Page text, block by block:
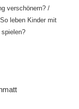
verschönern? /
leben Kinder mit